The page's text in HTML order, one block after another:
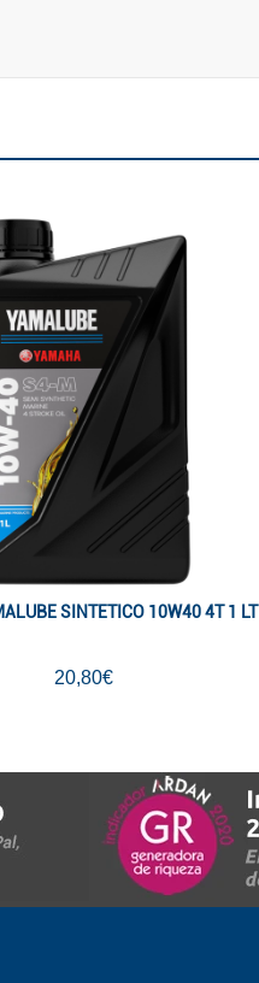
SINTETICO 10W40 4T 1 LT
20,80€